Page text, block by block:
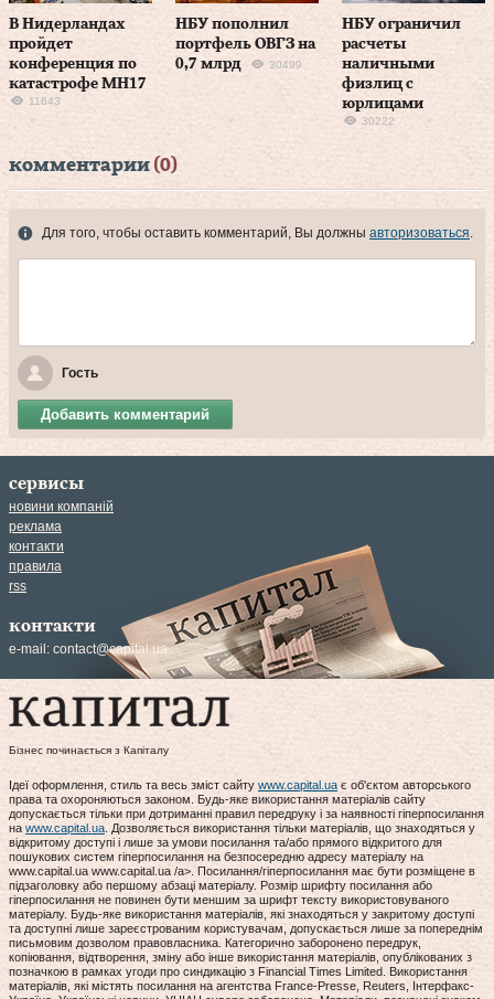
В Нидерландах
пройдет
конференция по
катастрофе MH17
11643
НБУ пополнил
портфель ОВГЗ на
0,7 млрд
30499
НБУ ограничил
расчеты
наличными
физлиц с
юрлицами
30222
комментарии (0)
Для того, чтобы оставить комментарий, Вы должны авторизоваться.
Гость
Добавить комментарий
сервисы
новини компаній
реклама
контакти
правила
rss
контакти
e-mail: contact@capital.ua
Бізнес починається з Капіталу
Ідеї оформлення, стиль та весь зміст сайту www.capital.ua є об'єктом авторського
права та охороняються законом. Будь-яке використання матеріалів сайту
допускається тільки при дотриманні правил передруку і за наявності гіперпосилання
на www.capital.ua. Дозволяється використання тільки матеріалів, що знаходяться у
відкритому доступі і лише за умови посилання та/або прямого відкритого для
пошукових систем гіперпосилання на безпосередню адресу матеріалу на
www.capital.ua www.capital.ua /a>. Посилання/гіперпосилання має бути розміщене в
підзаголовку або першому абзаці матеріалу. Розмір шрифту посилання або
гіперпосилання не повинен бути меншим за шрифт тексту використовуваного
матеріалу. Будь-яке використання матеріалів, які знаходяться у закритому доступі
та доступні лише зареєстрованим користувачам, допускається лише за попереднім
письмовим дозволом правовласника. Категорично заборонено передрук,
копіювання, відтворення, зміну або інше використання матеріалів, опублікованих з
позначкою в рамках угоди про синдикацію з Financial Times Limited. Використання
матеріалів, які містять посилання на агентства France-Presse, Reuters, Інтерфакс-